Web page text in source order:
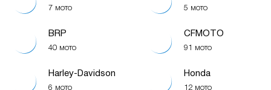
Нет авто Нет авто
Нет авто Нет авто
7 мото 5 мото
BRP
40 мото
CFMOTO
91 мото
Harley-Davidson
6 мото
Honda
12 мото